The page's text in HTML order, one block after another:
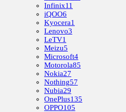
Infinix11
iQOO6
Kyocera1
Lenovo3
LeTV1
Meizu5
Microsoft4
Motorola85
Nokia27
Nothing57
Nubia29
OnePlus135
OPPO105